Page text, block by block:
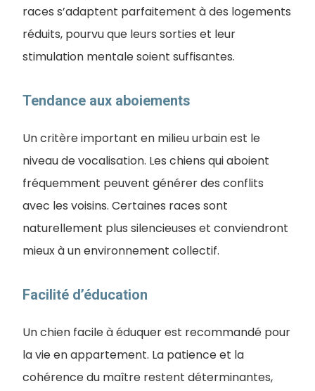
races s’adaptent parfaitement à des logements
réduits, pourvu que leurs sorties et leur
stimulation mentale soient suffisantes.
Tendance aux aboiements
Un critère important en milieu urbain est le
niveau de vocalisation. Les chiens qui aboient
fréquemment peuvent générer des conflits
avec les voisins. Certaines races sont
naturellement plus silencieuses et conviendront
mieux à un environnement collectif.
Facilité d’éducation
Un chien facile à éduquer est recommandé pour
la vie en appartement. La patience et la
cohérence du maître restent déterminantes,